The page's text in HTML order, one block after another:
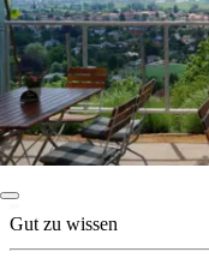
Gut zu wissen